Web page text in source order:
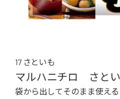
17 さといも
マルハニチロ さと
袋から出してそのまま使える